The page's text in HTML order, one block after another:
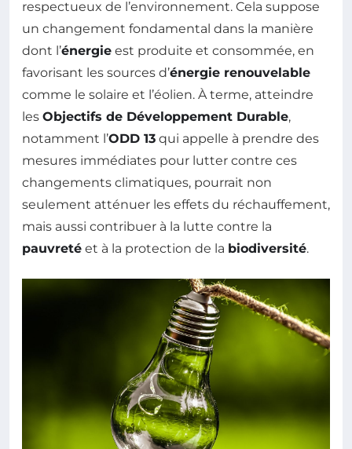
respectueux de l’environnement. Cela suppose
un changement fondamental dans la manière
dont l’énergie est produite et consommée, en
favorisant les sources d’énergie renouvelable
comme le solaire et l’éolien. À terme, atteindre
les Objectifs de Développement Durable,
notamment l’ODD 13 qui appelle à prendre des
mesures immédiates pour lutter contre ces
changements climatiques, pourrait non
seulement atténuer les effets du réchauffement,
mais aussi contribuer à la lutte contre la
pauvreté et à la protection de la biodiversité.